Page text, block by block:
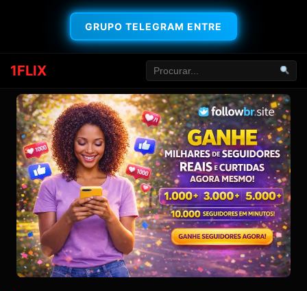
GRUPO TELEGRAM ENTRE
1FLIX